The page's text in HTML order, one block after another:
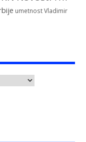
umetnostVladimir